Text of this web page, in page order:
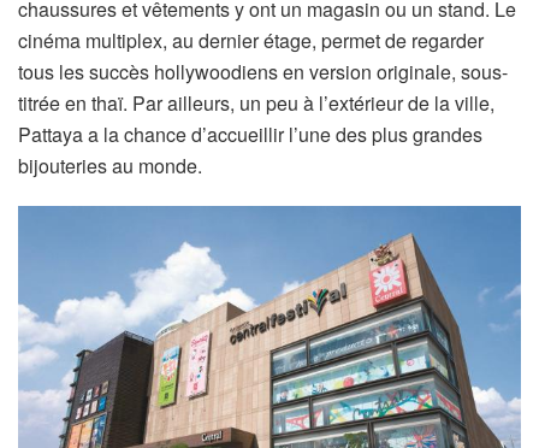
chaussures et vêtements y ont un magasin ou un stand. Le
cinéma multiplex, au dernier étage, permet de regarder
tous les succès hollywoodiens en version originale, sous-
titrée en thaï. Par ailleurs, un peu à l’extérieur de la ville,
Pattaya a la chance d’accueillir l’une des plus grandes
bijouteries au monde.